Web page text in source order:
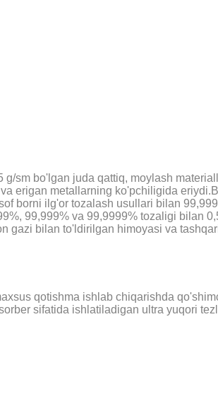
sm bo'lgan juda qattiq, moylash
erigan metallarning ko'pchiligida
borni ilg'or tozalash usullari bilan
99,999% va 99,9999% tozaligi bilan
gazi bilan to'ldirilgan himoyasi va
qotishma ishlab chiqarishda
sifatida ishlatiladigan ultra yuqori